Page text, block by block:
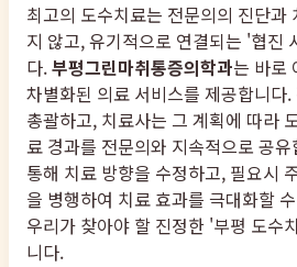
최고의 도수치료는 전문의의 진단과
지 않고, 유기적으로 연결되는 '협진
다.부평그린마취통증의학과는 바로
차별화된 의료 서비스를 제공합니다
총괄하고, 치료사는 그 계획에 따라
료 경과를 전문의와 지속적으로 공
통해 치료 방향을 수정하고, 필요시
을 병행하여 치료 효과를 극대화할
우리가 찾아야 할 진정한 '부평 도수
니다.